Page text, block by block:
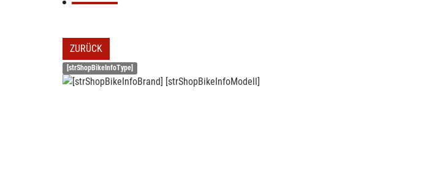
ZURÜCK
[strShopBikeInfoType]